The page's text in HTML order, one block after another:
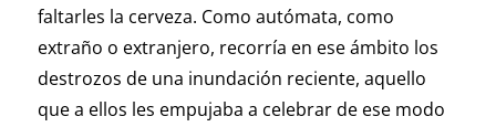
faltarles la cerveza. Como autómata, como
extraño o extranjero, recorría en ese ámbito los
destrozos de una inundación reciente, aquello
que a ellos les empujaba a celebrar de ese modo